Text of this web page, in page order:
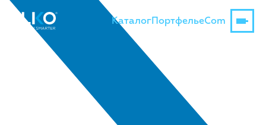
КаталогПортфельeCom